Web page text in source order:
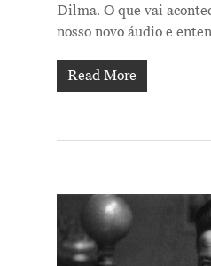
Dilma. O que vai
nosso novo áudio e
Read More